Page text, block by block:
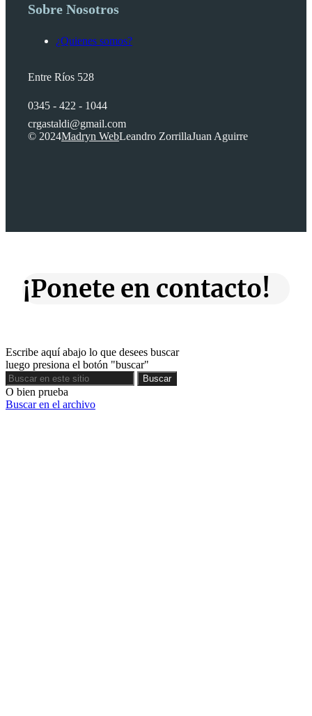
Sobre Nosotros
¿Quienes somos?
Entre Ríos 528
0345 - 422 - 1044
crgastaldi@gmail.com
© 2024Madryn WebLeandro ZorrillaJuan Aguirre
¡Ponete en contacto!
Escribe aquí abajo lo que desees buscar
luego presiona el botón "buscar"
Buscar
Buscar
O bien prueba
Buscar en el archivo